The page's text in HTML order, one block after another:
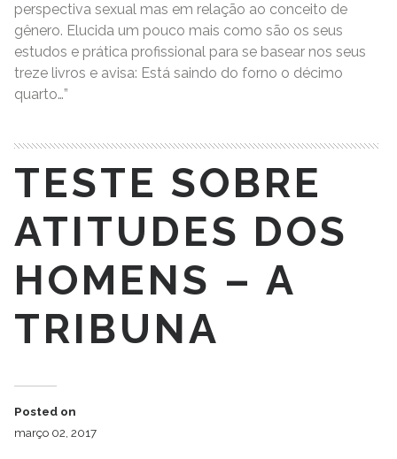
perspectiva sexual mas em relação ao conceito de
gênero. Elucida um pouco mais como são os seus
estudos e prática profissional para se basear nos seus
treze livros e avisa: Está saindo do forno o décimo
quarto…”
TESTE SOBRE
ATITUDES DOS
HOMENS – A
TRIBUNA
Posted on
março 02, 2017